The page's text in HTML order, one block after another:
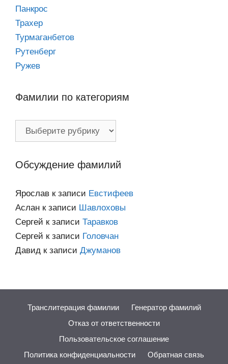
Панкрос
Трахер
Турмаганбетов
Рутенберг
Ружев
Фамилии по категориям
Фамилии
Обсуждение фамилий
Ярослав к записи Евстифеев
Аслан к записи Шавлоховы
Сергей к записи Таравков
Сергей к записи Головчан
Давид к записи Джуманов
Транслитерация фамилии
Генератор фамилий
Отказ от ответственности
Пользовательское соглашение
Политика конфиденциальности
Обратная связь